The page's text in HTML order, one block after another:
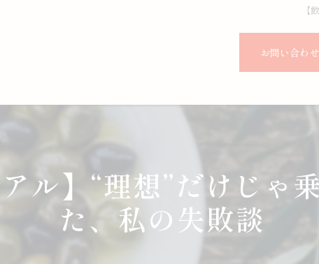
【
お問い合わ
ル】“理想”だけじゃ
た、私の失敗談